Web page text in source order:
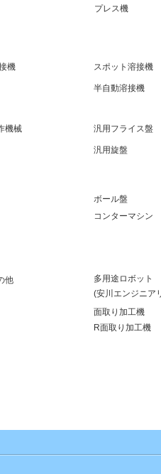
プレス機
機 スポット溶接機
半自動溶接機
機械 汎用フライス盤
汎用旋盤
ボール盤
コンターマシン
他
多用途ロボット
(安川エンジニア
面取り加工機
R面取り加工機